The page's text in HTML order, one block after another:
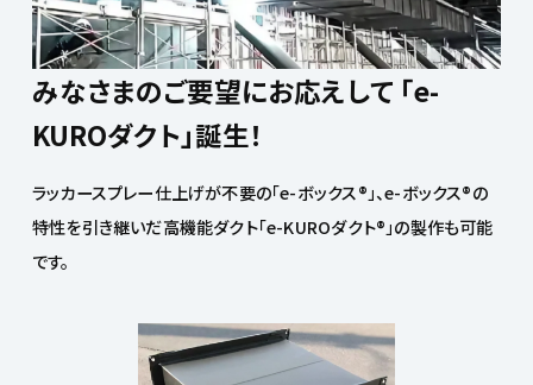
みなさまのご要望にお応えして 「e-
KUROダクト」誕生！
ラッカースプレー仕上げが不要の「e-ボックス®」、e-ボックス®の
特性を引き継いだ高機能ダクト「e-KUROダクト®」の製作も可能
です。